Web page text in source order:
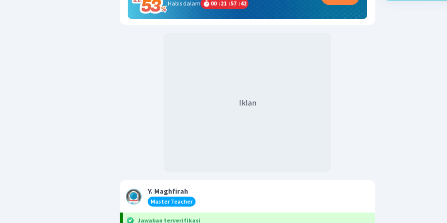
Habis dalam 00 :21 :57 :42
Iklan
Y. Maghfirah
Master Teacher
Jawaban terverifikasi